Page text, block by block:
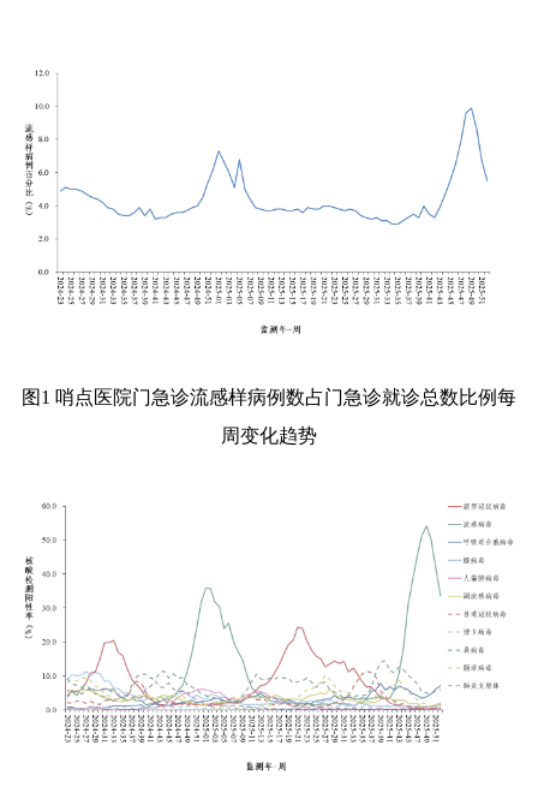
图1 哨点医院门急诊流感样病例数占门急诊就诊总数比例每
周变化趋势